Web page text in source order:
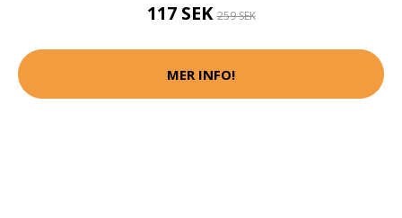
117 SEK259 SEK
MER INFO!